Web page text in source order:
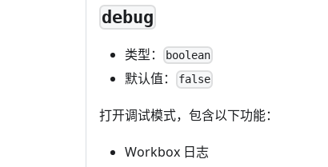
debug
类型： boolean
默认值： false
打开调试模式，包含以下功能：
Workbox 日志